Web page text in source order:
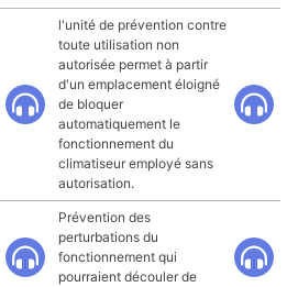
l'unité de prévention contre
toute utilisation non
autorisée permet à partir
d'un emplacement éloigné
de bloquer
automatiquement le
fonctionnement du
climatiseur employé sans
autorisation.
Prévention des
perturbations du
fonctionnement qui
pourraient découler de